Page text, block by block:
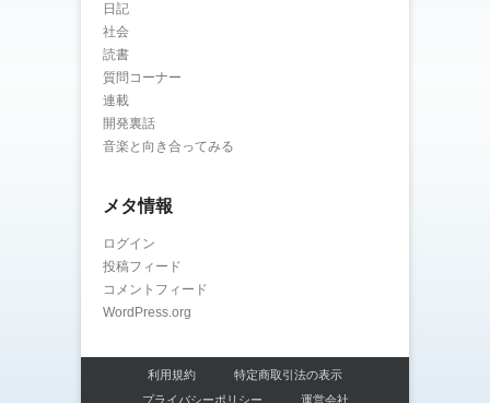
日記
社会
読書
質問コーナー
連載
開発裏話
音楽と向き合ってみる
メタ情報
ログイン
投稿フィード
コメントフィード
WordPress.org
利用規約
特定商取引法の表示
プライバシーポリシー
運営会社